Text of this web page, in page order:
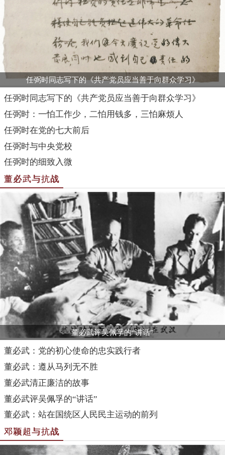
任弼时同志写下的《共产党员应当善于向群众学习》
任弼时同志写下的《共产党员应当善于向群众学习》
任弼时：一怕工作少，二怕用钱多，三怕麻烦人
任弼时在党的七大前后
任弼时与中央党校
任弼时的细致入微
董必武与抗战
董必武评吴佩孚的“讲话”
董必武：党的初心使命的忠实践行者
董必武：遵从马列无不胜
董必武清正廉洁的故事
董必武评吴佩孚的“讲话”
董必武：站在国统区人民民主运动的前列
邓颖超与抗战